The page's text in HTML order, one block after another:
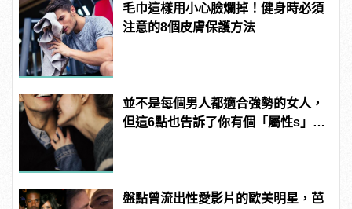
毛巾這樣用小心臉爛掉！健身時必須
注意的8個皮膚保護方法
並不是每個男人都適合強勢的女人，
但這6點也告訴了你有個「屬性s」的
盤點曾流出性愛影片的歐美明星，芭